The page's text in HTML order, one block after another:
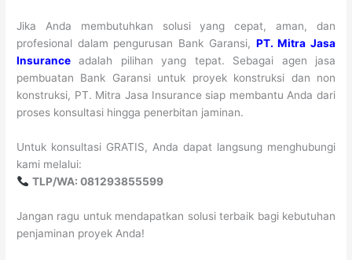
Jika Anda membutuhkan solusi yang cepat, aman, dan
profesional dalam pengurusan Bank Garansi, PT. Mitra Jasa
Insurance adalah pilihan yang tepat. Sebagai agen jasa
pembuatan Bank Garansi untuk proyek konstruksi dan non
konstruksi, PT. Mitra Jasa Insurance siap membantu Anda dari
proses konsultasi hingga penerbitan jaminan.
Untuk konsultasi GRATIS, Anda dapat langsung menghubungi
kami melalui:
TLP/WA: 081293855599
Jangan ragu untuk mendapatkan solusi terbaik bagi kebutuhan
penjaminan proyek Anda!